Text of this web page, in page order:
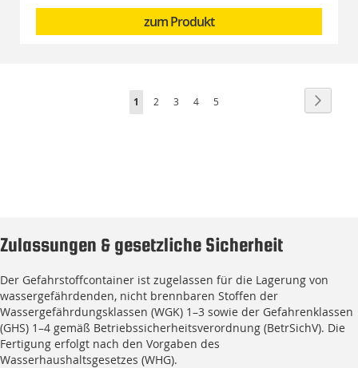
zum Produkt
Sie
1 Seite
2 Seite
3 Seite
4 Seite
5
Zulassungen & gesetzliche Sicherheit
Der Gefahrstoffcontainer ist zugelassen für die Lagerung von
wassergefährdenden, nicht brennbaren Stoffen der
Wassergefährdungsklassen (WGK) 1–3 sowie der Gefahrenklassen
(GHS) 1–4 gemäß Betriebssicherheitsverordnung (BetrSichV). Die
Fertigung erfolgt nach den Vorgaben des
Wasserhaushaltsgesetzes (WHG).